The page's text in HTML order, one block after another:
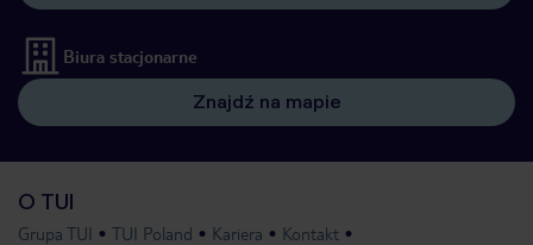
Biura stacjonarne
Znajdź na mapie
O TUI
Grupa TUI TUI Poland Kariera
Kontakt